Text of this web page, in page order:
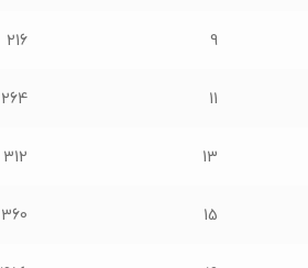
9
216
11
264
13
312
15
360